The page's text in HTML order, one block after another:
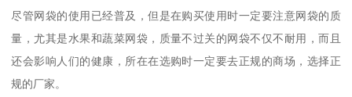
尽管网袋的使用已经普及，但是在购买使用时一定要注意网袋的质
量，尤其是水果和蔬菜网袋，质量不过关的网袋不仅不耐用，而且
还会影响人们的健康，所在在选购时一定要去正规的商场，选择正
规的厂家。